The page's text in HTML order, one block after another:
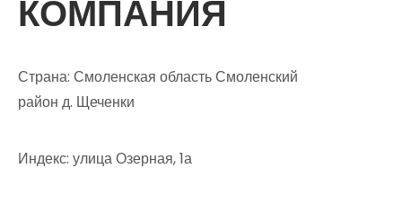
КОМПАНИЯ
Страна: Смоленская область Смоленский
район д. Щеченки
Индекс: улица Озерная, 1а